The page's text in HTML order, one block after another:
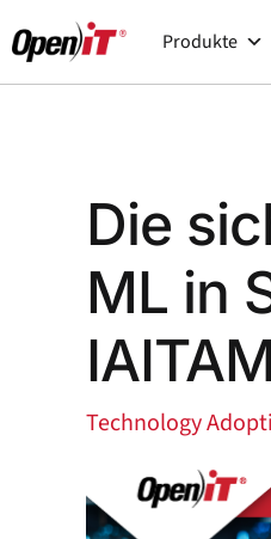
Inhalt
Produkte
Die
ML in
Technology